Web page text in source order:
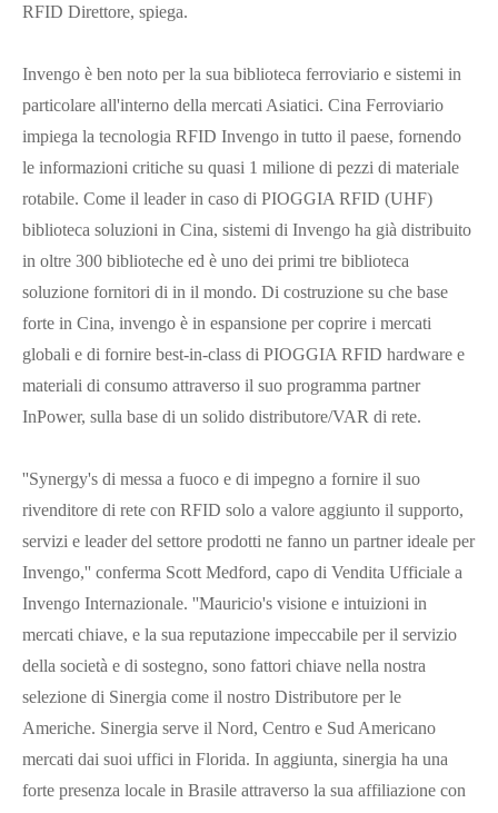
RFID Direttore, spiega.
Invengo è ben noto per la sua biblioteca ferroviario e sistemi in
particolare all'interno della mercati Asiatici. Cina Ferroviario
impiega la tecnologia RFID Invengo in tutto il paese, fornendo
le informazioni critiche su quasi 1 milione di pezzi di materiale
rotabile. Come il leader in caso di PIOGGIA RFID (UHF)
biblioteca soluzioni in Cina, sistemi di Invengo ha già distribuito
in oltre 300 biblioteche ed è uno dei primi tre biblioteca
soluzione fornitori di in il mondo. Di costruzione su che base
forte in Cina, invengo è in espansione per coprire i mercati
globali e di fornire best-in-class di PIOGGIA RFID hardware e
materiali di consumo attraverso il suo programma partner
InPower, sulla base di un solido distributore/VAR di rete.
''Synergy's di messa a fuoco e di impegno a fornire il suo
rivenditore di rete con RFID solo a valore aggiunto il supporto,
servizi e leader del settore prodotti ne fanno un partner ideale per
Invengo,'' conferma Scott Medford, capo di Vendita Ufficiale a
Invengo Internazionale. ''Mauricio's visione e intuizioni in
mercati chiave, e la sua reputazione impeccabile per il servizio
della società e di sostegno, sono fattori chiave nella nostra
selezione di Sinergia come il nostro Distributore per le
Americhe. Sinergia serve il Nord, Centro e Sud Americano
mercati dai suoi uffici in Florida. In aggiunta, sinergia ha una
forte presenza locale in Brasile attraverso la sua affiliazione con